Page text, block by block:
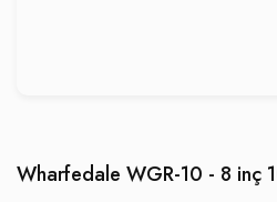
Wharfedale WGR-10 - 8 inç